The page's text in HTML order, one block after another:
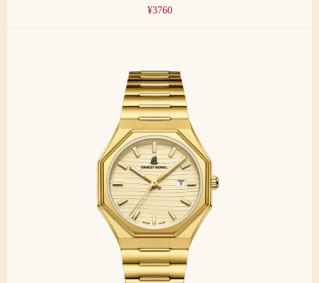
¥3760